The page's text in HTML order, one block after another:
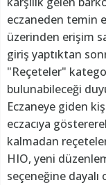
eczaneden temin
üzerinden erişim
giriş yaptıktan
"Reçeteler"
bulunabileceği
Eczaneye giden
eczacıya
kalmadan
HIO, yeni
seçeneğine dayalı